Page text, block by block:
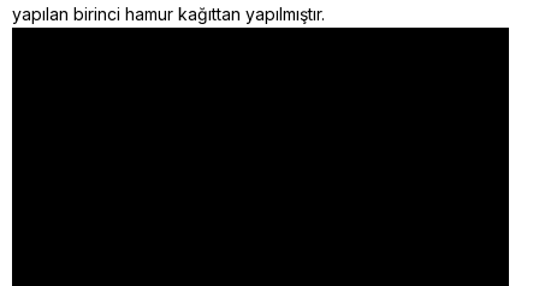
yapılan birinci hamur kağıttan yapılmıştır.